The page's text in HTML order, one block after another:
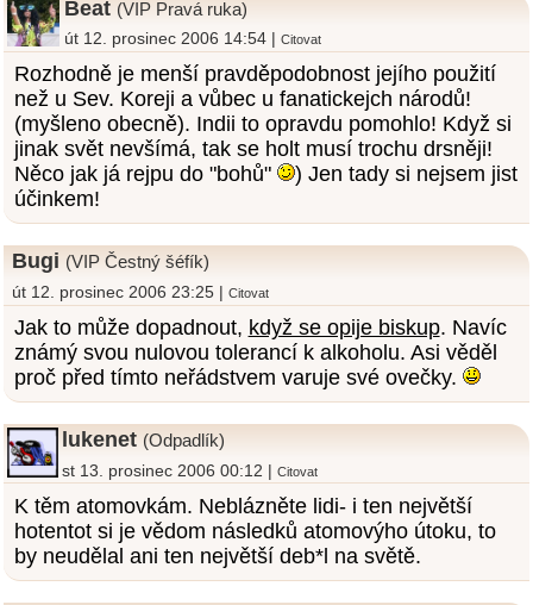
Beat (VIP Pravá ruka)
út 12. prosinec 2006 14:54 | Citovat
Rozhodně je menší pravděpodobnost jejího použití
než u Sev. Koreji a vůbec u fanatickejch národů!
(myšleno obecně). Indii to opravdu pomohlo! Když si
jinak svět nevšímá, tak se holt musí trochu drsněji!
Něco jak já rejpu do "bohů"
) Jen tady si nejsem jist
účinkem!
Bugi (VIP Čestný šéfík)
út 12. prosinec 2006 23:25 | Citovat
Jak to může dopadnout, když se opije biskup. Navíc
známý svou nulovou tolerancí k alkoholu. Asi věděl
proč před tímto neřádstvem varuje své ovečky.
lukenet (Odpadlík)
st 13. prosinec 2006 00:12 |Citovat
K těm atomovkám. Neblázněte lidi- i ten největší
hotentot si je vědom následků atomovýho útoku, to
by neudělal ani ten největší deb*l na světě.